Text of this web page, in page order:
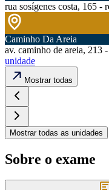
rua sosígenes costa, 165 -
Caminho Da Areia
av. caminho de areia, 213
unidade
Mostrar todas
Mostrar todas as unidades
Sobre o exame